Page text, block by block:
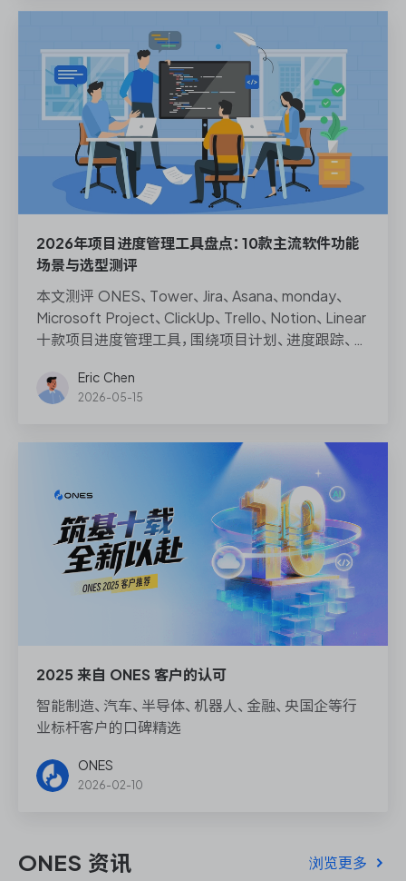
2026年项目进度管理工具盘点：10款主流软件功能
场景与选型测评
本文测评 ONES、Tower、Jira、Asana、monday、
Microsoft Project、ClickUp、Trello、Notion、Linear
十款项目进度管理工具，围绕项目计划、进度跟踪、甘
等维度，帮助企业研发负责人、PMO、DevOps 负责
人和效能管理专家做出更理性的选型判断。
Eric Chen
2026-05-15
2025 来自 ONES 客户的认可
智能制造、汽车、半导体、机器人、金融、央国企等行
业标杆客户的口碑精选
ONES
2026-02-10
ONES 资讯 浏览更多